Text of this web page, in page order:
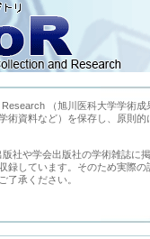
（旭川医科大学学術
術資料など）を保存し、原則
社や学会出版社の学術雑誌に
録しています。そのため実際
了承ください。